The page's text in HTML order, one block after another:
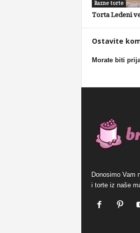
Razne torte
Torta Ledeni
Ostavite
Morate biti
Donosimo Vam
i torte iz naše